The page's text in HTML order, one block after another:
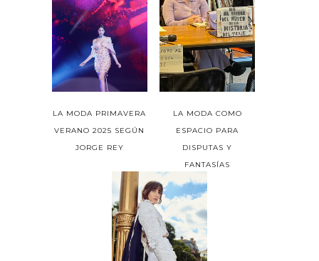
LA MODA PRIMAVERA
VERANO 2025 SEGÚN
JORGE REY
LA MODA COMO
ESPACIO PARA
DISPUTAS Y
FANTASÍAS